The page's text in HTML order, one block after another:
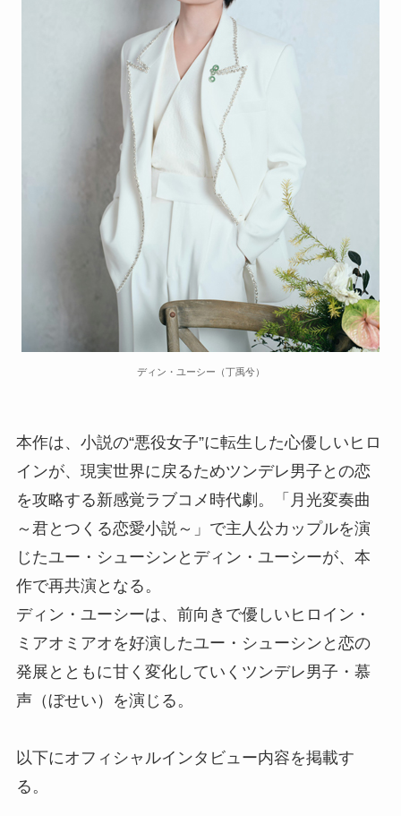
ディン・ユーシー（丁禹兮）
本作は、小説の“悪役女子”に転生した心優しいヒロ
インが、現実世界に戻るためツンデレ男子との恋
を攻略する新感覚ラブコメ時代劇。「月光変奏曲
～君とつくる恋愛小説～」で主人公カップルを演
じたユー・シューシンとディン・ユーシーが、本
作で再共演となる。
ディン・ユーシーは、前向きで優しいヒロイン・
ミアオミアオを好演したユー・シューシンと恋の
発展とともに甘く変化していくツンデレ男子・慕
声（ぼせい）を演じる。
以下にオフィシャルインタビュー内容を掲載す
る。